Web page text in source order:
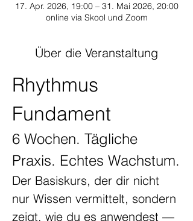
17. Apr. 2026, 19:00 – 31. Mai 2026, 20:00
online via Skool und Zoom
Über die Veranstaltung
Rhythmus
Fundament
6 Wochen. Tägliche
Praxis. Echtes Wachstum.
Der Basiskurs, der dir nicht
nur Wissen vermittelt, sondern
zeigt, wie du es anwendest —